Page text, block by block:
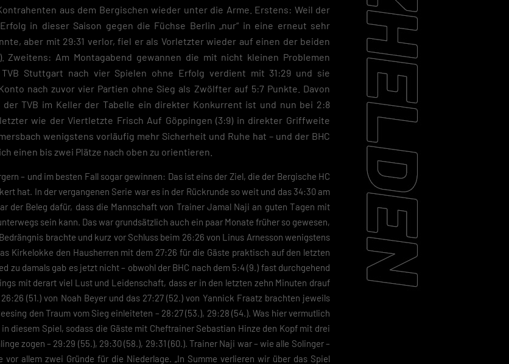
aus dem Bergischen wieder unter die Arme. Erstens: Weil der
in dieser Saison gegen die Füchse Berlin „nur“ in eine erneut sehr
aber mit 29:31 verlor, fiel er als Vorletzter wieder auf einen der beiden
Zweitens: Am Montagabend gewannen die mit nicht kleinen Problemen
TVB Stuttgart nach vier Spielen ohne Erfolg verdient mit 31:29 und sie
nach zuvor vier Partien ohne Sieg als Zwölfter auf 5:7 Punkte. Davon
TVB im Keller der Tabelle ein direkter Konkurrent ist und nun bei 2:8
wie der Viertletzte Frisch Auf Göppingen (3:9) in direkter Griffweite
wenigstens vorläufig mehr Sicherheit und Ruhe hat – und der BHC
einen bis zwei Plätze nach oben zu orientieren.
– und im besten Fall sogar gewinnen: Das ist eins der Ziel, die der Bergische HC
hat. In der vergangenen Serie war es in der Rückrunde so weit und das 34:30 am
der Beleg dafür, dass die Mannschaft von Trainer Jamal Naji an guten Tagen mit
sein kann. Das war grundsätzlich auch ein paar Monate früher so gewesen,
brachte und kurz vor Schluss beim 26:26 von Linus Arnesson wenigstens
Kirkelokke den Hausherren mit dem 27:26 für die Gäste praktisch auf den letzten
zu damals gab es jetzt nicht – obwohl der BHC nach dem 5:4 (9.) fast durchgehend
mit derart viel Lust und Leidenschaft, dass er in den letzten zehn Minuten drauf
(51.) von Noah Beyer und das 27:27 (52.) von Yannick Fraatz brachten jeweils
den Traum vom Sieg einleiteten – 28:27 (53.), 29:28 (54.). Was hier vermutlich
diesem Spiel, sodass die Gäste mit Cheftrainer Sebastian Hinze den Kopf mit drei
zogen – 29:29 (55.), 29:30 (58.), 29:31 (60.). Trainer Naji war – wie alle Solinger –
allem zwei Gründe für die Niederlage. „In Summe verlieren wir über das Spiel